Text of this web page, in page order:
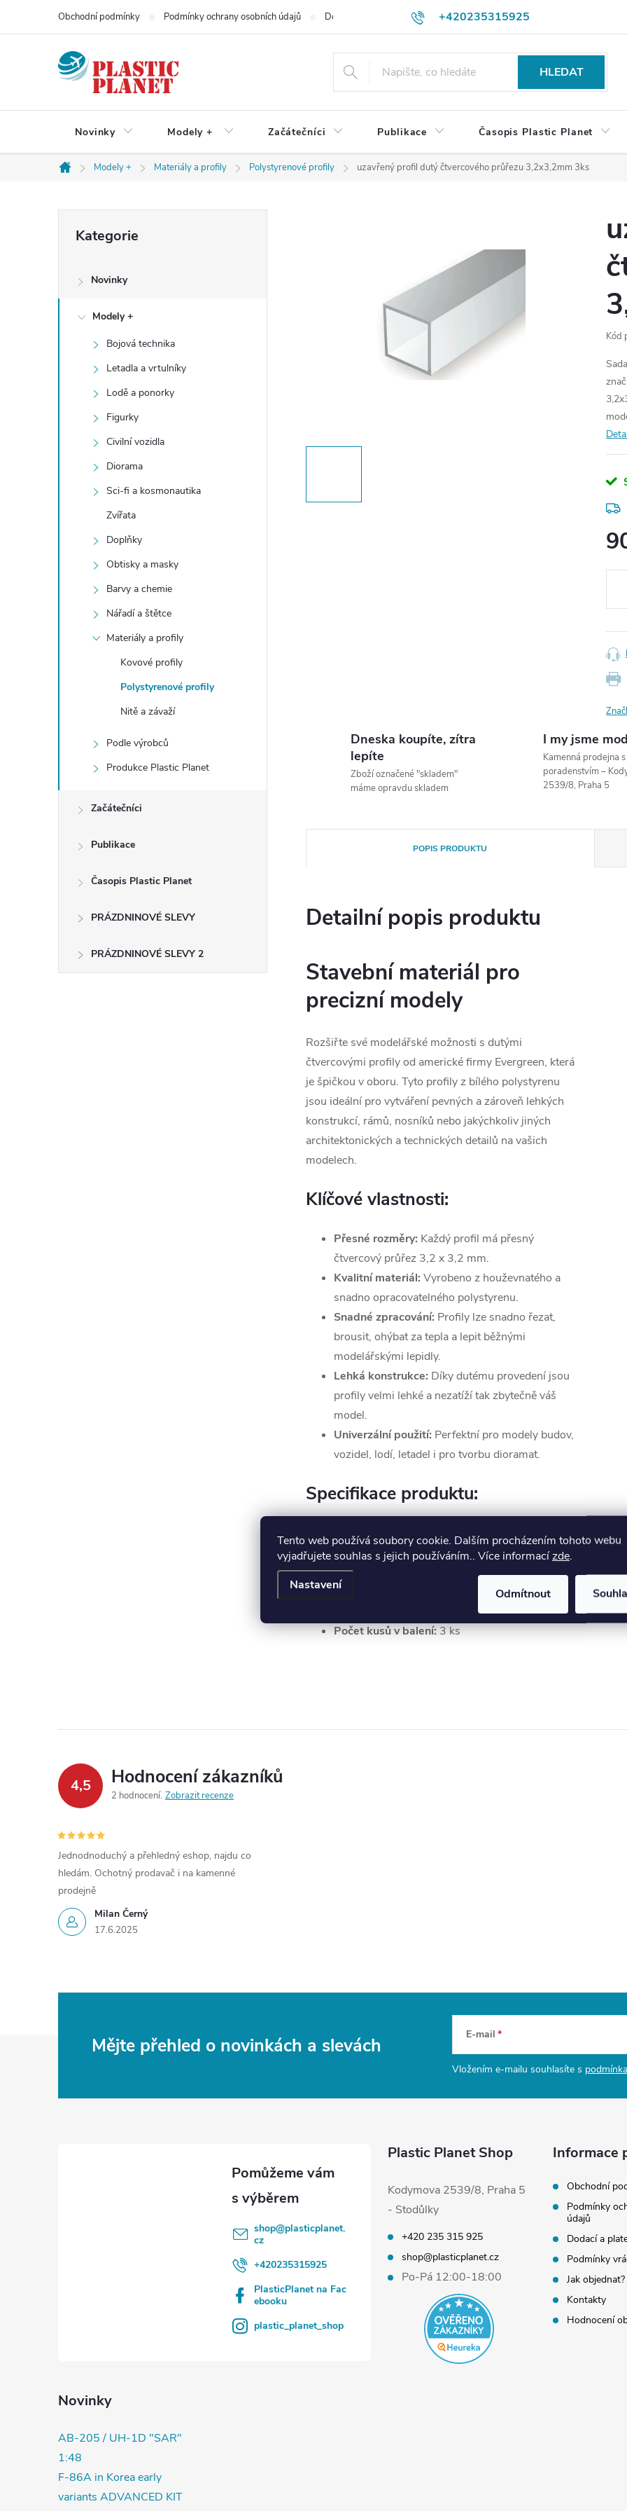
Tento web používá soubory cookie. Dalším procházením tohoto webu
vyjadřujete souhlas s jejich používáním.. Více informacízde.
Nastavení
Odmítnout
+420235315925
shop@plasticplanet.cz
Obchodní podmínky Podmínky ochrany osobních údajů Dodací a platební podmínky Podmínky vrácení peněz
HLEDAT
Novinky Modely + Začátečníci Publikace Časopis Plastic Planet
Domů
Modely + Materiály a profily Polystyrenové profily uzavřený profil dutý čtvercového průřezu 3,2x3,2mm 3ks
s
kategorie
Kategorie
Novinky
Modely +
Bojová technika
Letadla a vrtulníky
Lodě a ponorky
Figurky
Civilní vozidla
Diorama
Sci-fi a kosmonautika
Zvířata
Doplňky
Obtisky a masky
Barvy a chemie
Nářadí a štětce
Materiály a profily
Kovové profily
Polystyrenové profily
Nitě a závaží
Podle výrobců
Produkce Plastic Planet
Začátečníci
Publikace
Časopis Plastic Planet
PRÁZDNINOVÉ SLEVY
PRÁZDNINOVÉ SLEVY 2
Kód
Dneska koupíte, zítra
lepíte
Zboží označené "skladem"
máme opravdu skladem
I my jsme
Kamenná prodejna
poradenstvím –
2539/8, Praha 5
POPIS PRODUKTU
Detailní popis produktu
Stavební materiál pro
precizní modely
Rozšiřte své modelářské možnosti s dutými
čtvercovými profily od americké firmy Evergreen, která
je špičkou v oboru. Tyto profily z bílého polystyrenu
jsou ideální pro vytváření pevných a zároveň lehkých
konstrukcí, rámů, nosníků nebo jakýchkoliv jiných
architektonických a technických detailů na vašich
modelech.
Klíčové vlastnosti:
Přesné rozměry: Každý profil má přesný
čtvercový průřez 3,2 x 3,2 mm.
Kvalitní materiál: Vyrobeno z houževnatého a
snadno opracovatelného polystyrenu.
Snadné zpracování: Profily lze snadno řezat,
brousit, ohýbat za tepla a lepit běžnými
modelářskými lepidly.
Lehká konstrukce: Díky dutému provedení jsou
profily velmi lehké a nezatíží tak zbytečně váš
model.
Univerzální použití: Perfektní pro modely budov,
vozidel, lodí, letadel i pro tvorbu dioramat.
Specifikace produktu:
Výrobce:
Evergreen Scale Models
Tvar:Čtvercový profil, dutý
Rozměr:
Délka:
Počet kusů v balení:3 ks
4,5 Hodnocení zákazníků
2 hodnocení Zobrazit recenze
Milan Černý
17.6.2025
Jednodnoduchý a přehledný eshop, najdu co
hledám. Ochotný prodavač i na kamenné
prodejně
Mějte přehled o novinkách a slevách E-mail
Vložením e-mailu souhlasíte s
shop@plasticplanet.
cz
+420235315925
PlasticPlanet na Fac
ebooku
plastic_planet_shop
Plastic Planet Shop
Kodymova 2539/8, Praha 5
- Stodůlky
+420 235 315 925
shop@plasticplanet.cz
Po-Pá 12:00-18:00
Informace
Obchodní
Podmínky
údajů
Dodací a
Podmínky
Jak objednat?
Kontakty
Hodnocení
Novinky
AB-205 / UH-1D "SAR"
1:48
F-86A in Korea early
variants ADVANCED KIT